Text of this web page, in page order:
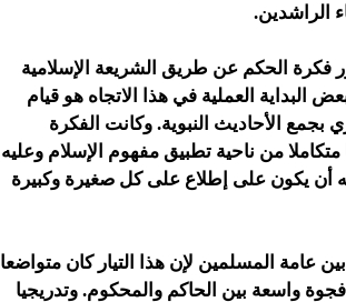
الراشدين.
فكرة الحكم عن طريق الشريعة الإسلامية
البداية العملية في هذا الاتجاه هو قيام
الأحاديث النبوية. وكانت الفكرة
من ناحية تطبيق مفهوم الإسلام وعليه
أن يكون على إطلاع على كل صغيرة وكبيرة
عامة المسلمين لإن هذا التيار كان متواضعا
واسعة بين الحاكم والمحكوم. وتدريجيا